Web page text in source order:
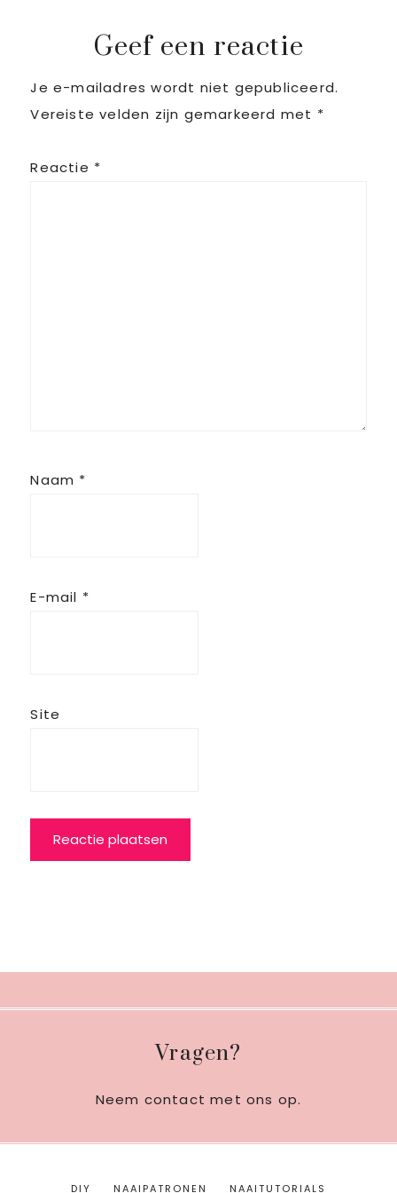
Reader
Interactions
Geef een reactie
Je e-mailadres wordt niet gepubliceerd.
Vereiste velden zijn gemarkeerd met *
Reactie *
Naam *
E-mail *
Site
Vragen?
Neem contact met ons op.
DIY NAAIPATRONEN NAAITUTORIALS